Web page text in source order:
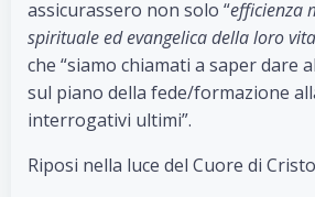
assicurassero non solo “efficienza
spirituale ed evangelica della loro vita
che “siamo chiamati a saper dare
sul piano della fede/formazione
interrogativi ultimi”.
Riposi nella luce del Cuore di